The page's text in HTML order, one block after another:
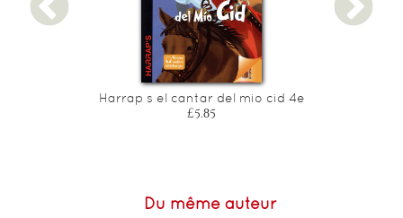
Harrap s el cantar del mio cid 4e
£5.85
Du même auteur